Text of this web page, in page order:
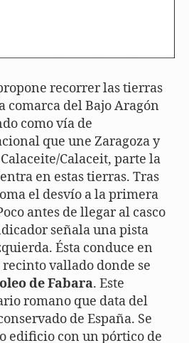
recorrer las tierras
comarca del Bajo Aragón
como vía de
que une Zaragoza y
Calaceit, parte la
en estas tierras. Tras
el desvío a la primera
antes de llegar al casco
señala una pista
Ésta conduce en
recinto vallado donde se
de Fabara. Este
romano que data del
de España. Se
edificio con un pórtico de